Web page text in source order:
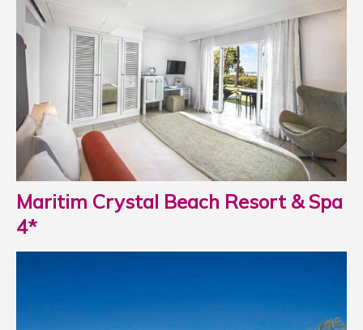
Maritim Crystal Beach Resort & Spa
4*